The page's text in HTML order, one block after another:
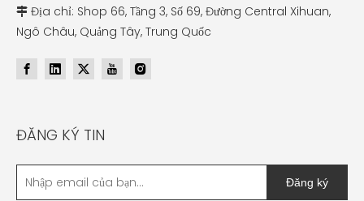
 Địa chỉ: Shop 66, Tầng 3, Số 69, Đường Central Xihuan,
Ngô Châu, Quảng Tây, Trung Quốc
ĐĂNG KÝ TIN
Đăng ký